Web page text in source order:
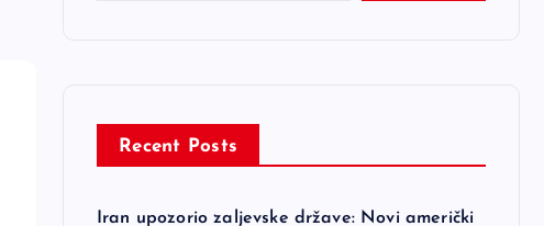
Recent Posts
Iran upozorio zaljevske države: Novi američki